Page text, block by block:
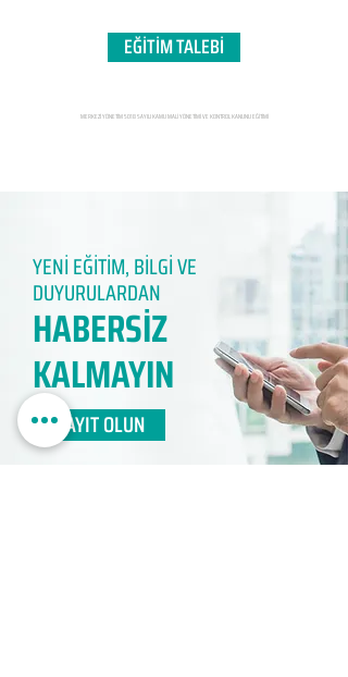
EĞİTİM TALEBİ
MERKEZİ YÖNETİM 5018 SAYILI KAMU MALİ YÖNETİMİ VE KONTROL KANUNU EĞİTİMİ
YENİ EĞİTİM, BİLGİ VE
DUYURULARDAN
HABERSİZ
KALMAYIN​
KAYIT OLUN